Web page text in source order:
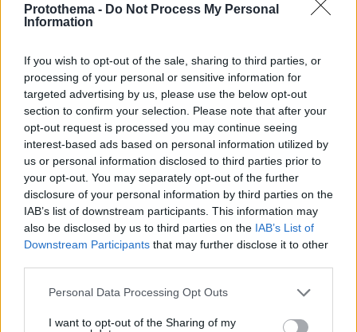
Protothema - Do Not Process My Personal
Information
If you wish to opt-out of the sale, sharing to third parties, or
processing of your personal or sensitive information for
targeted advertising by us, please use the below opt-out
section to confirm your selection. Please note that after your
opt-out request is processed you may continue seeing
interest-based ads based on personal information utilized by
us or personal information disclosed to third parties prior to
your opt-out. You may separately opt-out of the further
disclosure of your personal information by third parties on the
IAB’s list of downstream participants. This information may
also be disclosed by us to third parties on the IAB’s List of
Downstream Participants that may further disclose it to other
Please note that this website/app uses one or more Google
not limited to your visit or usage behaviour. You may click to
Personal Data Processing Opt Outs
I want to opt-out of the Sharing of my
Φιλε, δεν ειναι η πρωτη φορα που αποδεικνυεσαι
εννοια; Πληρωνονταν για να ασκουν το καθηκον
τους, οχι για να ερωτοτροπουν. Για κλονισμο της
εμπιστοσυνης του κοινου στην Αστυνομια εχεις
ξανακουσει; Για ασεμνες πραξεις; Τι να σου εξηγει
κανεις, αφου, επαναλαμβανω εισαι λιγος!
ΑΠΑΝΤΗΣΗ
Chris
19.06.2025, 15:43
Κι εσύ, που είσαι ο πολλής, μπορείς να μου πεις
γιατί όλο αυτό γίνεται δημόσια; Υπηρεσιακά ή
κεκλεισμένων των θυρών δεν μπορούν να
επιβληθούν ποινές; Κουτσομπόλης είσαι; Ή
οπαδός λαϊκών δικαστηρίων; Οι άνθρωποι αυτοί
δεν έχουν οικογένειες;